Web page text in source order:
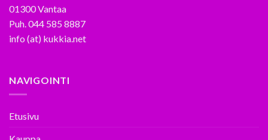
01300 Vantaa
Puh. 044 585 8887
info (at) kukkia.net
NAVIGOINTI
Etusivu